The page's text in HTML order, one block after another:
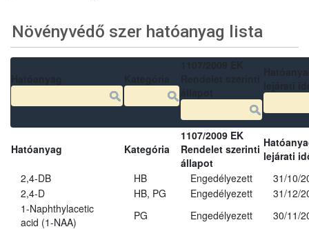
Növényvédő szer hatóanyag lista
Hatóanyag Kategória
1107/2009 EK
Rendelet szerinti
állapot
lejárati
2,4-DB
HB Engedélyezett
31/10/
2,4-D
HB, PG Engedélyezett
31/12/
1-Naphthylacetic
acid (1-NAA)
PG Engedélyezett
30/11/